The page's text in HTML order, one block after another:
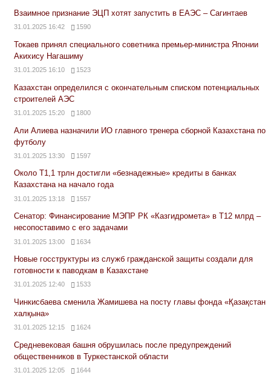
Взаимное признание ЭЦП хотят запустить в ЕАЭС – Сагинтаев
31.01.2025 16:42 1590
Токаев принял специального советника премьер-министра Японии
Акихису Нагашиму
31.01.2025 16:10 1523
Казахстан определился с окончательным списком потенциальных
строителей АЭС
31.01.2025 15:20 1800
Али Алиева назначили ИО главного тренера сборной Казахстана по
футболу
31.01.2025 13:30 1597
Около Т1,1 трлн достигли «безнадежные» кредиты в банках
Казахстана на начало года
31.01.2025 13:18 1557
Сенатор: Финансирование МЭПР РК «Казгидромета» в Т12 млрд –
несопоставимо с его задачами
31.01.2025 13:00 1634
Новые госструктуры из служб гражданской защиты создали для
готовности к паводкам в Казахстане
31.01.2025 12:40 1533
Чинкисбаева сменила Жамишева на посту главы фонда «Қазақстан
халқына»
31.01.2025 12:15 1624
Средневековая башня обрушилась после предупреждений
общественников в Туркестанской области
31.01.2025 12:05 1644